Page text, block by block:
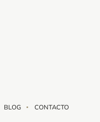
BLOG
CONTACTO